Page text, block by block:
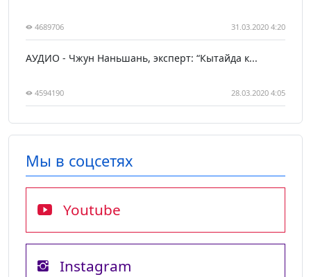
4689706 31.03.2020 4:20
АУДИО - Чжун Наньшань, эксперт: “Кытайда к...
4594190 28.03.2020 4:05
Мы в соцсетях
Youtube
Instagram